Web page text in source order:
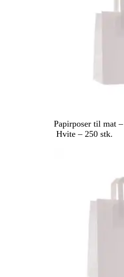
H
v
Papirposer til mat
Hvite – 250 stk.